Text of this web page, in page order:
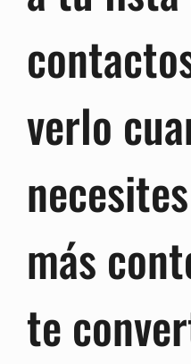
verlo
más
te